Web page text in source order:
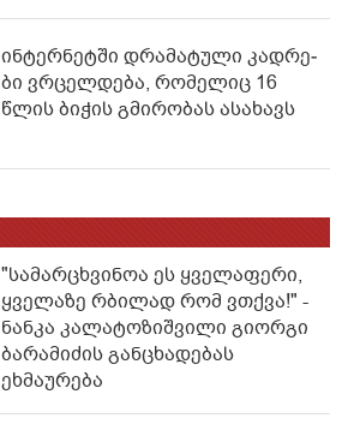
ინ­ტერ­ნეტ­ში დრა­მა­ტუ­ლი კად­რე­
ბი ვრცელდება, რომელიც 16
წლის ბიჭის გმირობას ასახავს
"სა­მარ­ცხვი­ნოა ეს ყვე­ლა­ფე­რი,
ყვე­ლა­ზე რბი­ლად რომ ვთქვა!" -
ნანკა კალატოზიშვილი გიორგი
ბარამიძის განცხადებას
ეხმაურება